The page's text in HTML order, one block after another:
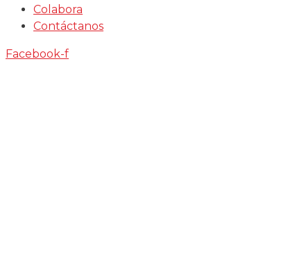
Colabora
Contáctanos
Facebook-f